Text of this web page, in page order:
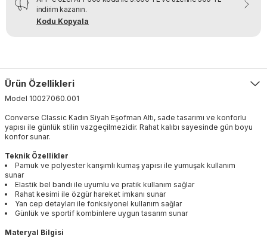
indirim kazanın.
Kodu Kopyala
Ürün Özellikleri
Model 10027060.001
Converse Classic Kadın Siyah Eşofman Altı, sade tasarımı ve konforlu
yapısı ile günlük stilin vazgeçilmezidir. Rahat kalıbı sayesinde gün boyu
konfor sunar.
Teknik Özellikler
Pamuk ve polyester karışımlı kumaş yapısı ile yumuşak kullanım
sunar
Elastik bel bandı ile uyumlu ve pratik kullanım sağlar
Rahat kesimi ile özgür hareket imkanı sunar
Yan cep detayları ile fonksiyonel kullanım sağlar
Günlük ve sportif kombinlere uygun tasarım sunar
Materyal Bilgisi